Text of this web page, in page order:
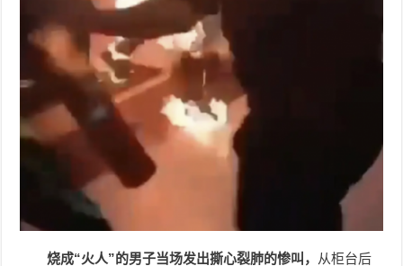
烧成“火人”的男子当场发出撕心裂肺的惨叫，
从柜台后